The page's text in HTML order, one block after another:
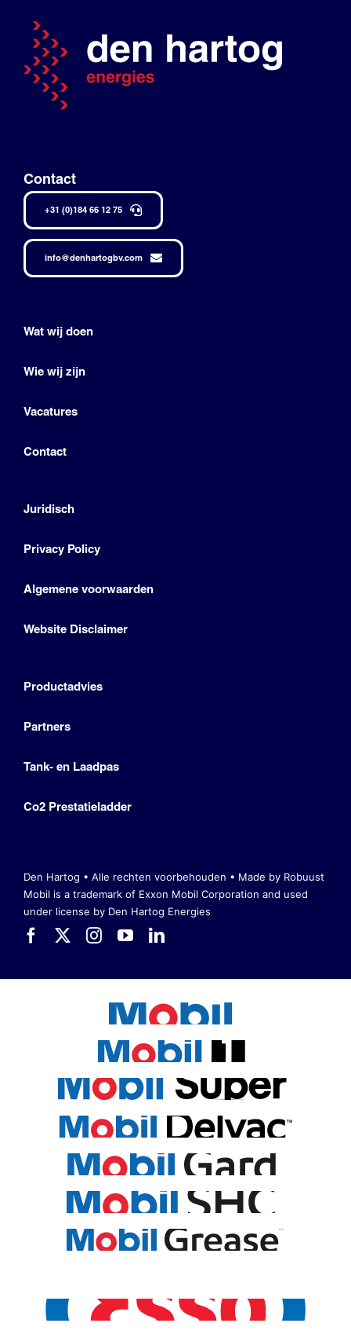
Contact
+31 (0)184 66 12 75
info@denhartogbv.com
Wat wij doen
Wie wij zijn
Vacatures
Contact
Juridisch
Privacy Policy
Algemene voorwaarden
Website Disclaimer
Productadvies
Partners
Tank- en Laadpas
Co2 Prestatieladder
Den Hartog • Alle rechten voorbehouden • Made by Robuust
Mobil is a trademark of Exxon Mobil Corporation and used
under license by Den Hartog Energies